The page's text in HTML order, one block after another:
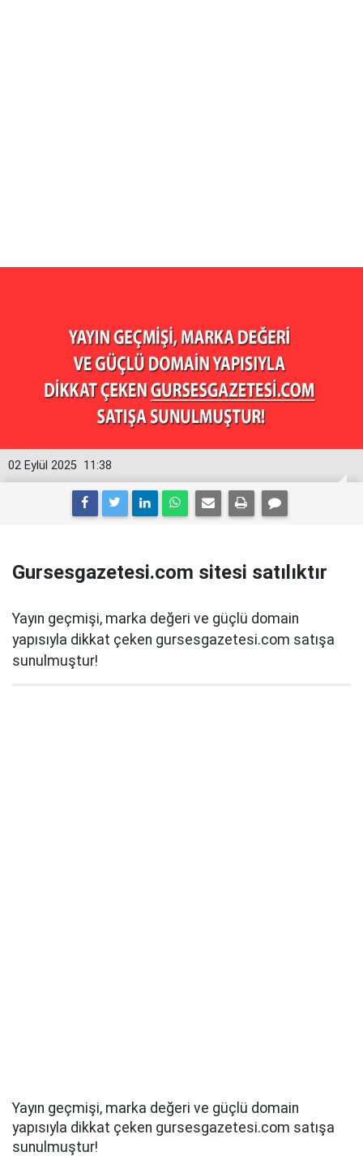
11:38
02 Eylül 2025
Gursesgazetesi.com sitesi satılıktır
Yayın geçmişi, marka değeri ve güçlü domain
yapısıyla dikkat çeken gursesgazetesi.com satışa
sunulmuştur!
Yayın geçmişi, marka değeri ve güçlü domain
yapısıyla dikkat çeken gursesgazetesi.com satışa
sunulmuştur!